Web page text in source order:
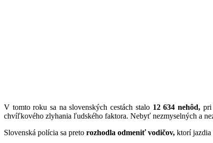
V tomto roku sa na slovenských cestách stalo 12 634 nehôd,pri
chvíľkového zlyhania ľudského faktora. Nebyť nezmyselných a
Slovenská polícia sa preto rozhodla odmeniť vodičov, ktorí jazdia